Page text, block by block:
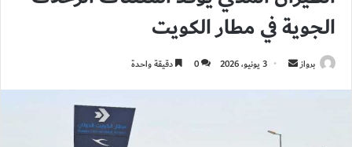
الجوية في مطار الكويت
برواز
أرسل 3 يونيو، 2026 0 دقيقة واحدة